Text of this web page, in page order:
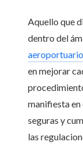
Aquello que
dentro del
en mejorar
manifiesta
seguras y
las